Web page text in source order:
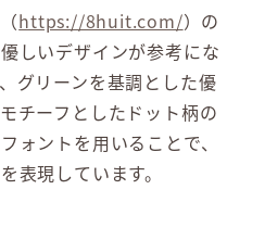
https://8huit.com/）の
しいデザインが参考にな
グリーンを基調とした優
チーフとしたドット柄の
ォントを用いることで、
表現しています。